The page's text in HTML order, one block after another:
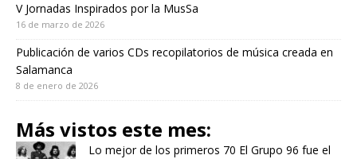
V Jornadas Inspirados por la MusSa
16 de marzo de 2026
Publicación de varios CDs recopilatorios de música creada en
Salamanca
8 de enero de 2026
Más vistos este mes:
Lo mejor de los primeros 70 El Grupo 96 fue el